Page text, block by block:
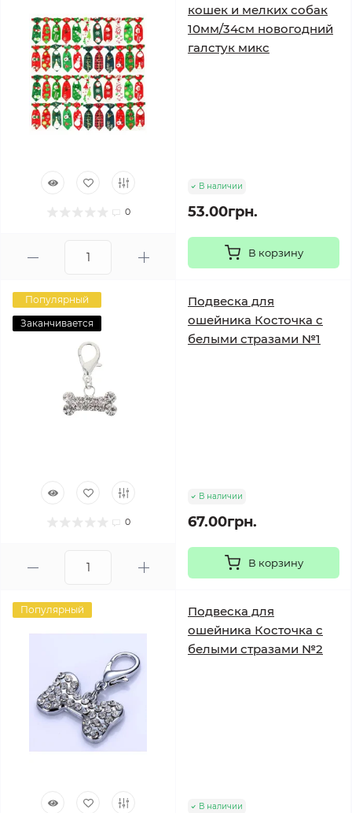
0
кошек и мелких собак
10мм/34см новогодний
галстук микс
В наличии
53.00грн.
В корзину
Популярный
Заканчивается
0
Подвеска для
ошейника Косточка с
белыми стразами №1
В наличии
67.00грн.
В корзину
Популярный
Подвеска для
ошейника Косточка с
белыми стразами №2
В наличии